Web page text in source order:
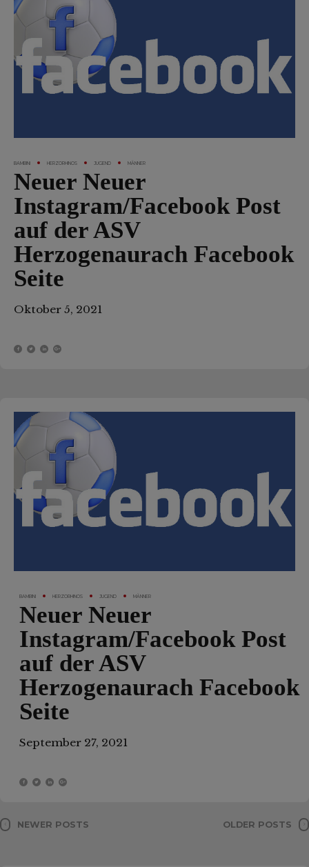
BAMBINI HERZORHINOS JUGEND MÄNNER
Neuer Neuer
Instagram/Facebook Post
auf der ASV
Herzogenaurach Facebook
Seite
Oktober 5, 2021
BAMBINI HERZORHINOS JUGEND MÄNNER
Neuer Neuer
Instagram/Facebook Post
auf der ASV
Herzogenaurach Facebook
Seite
September 27, 2021
NEWER POSTS OLDER POSTS